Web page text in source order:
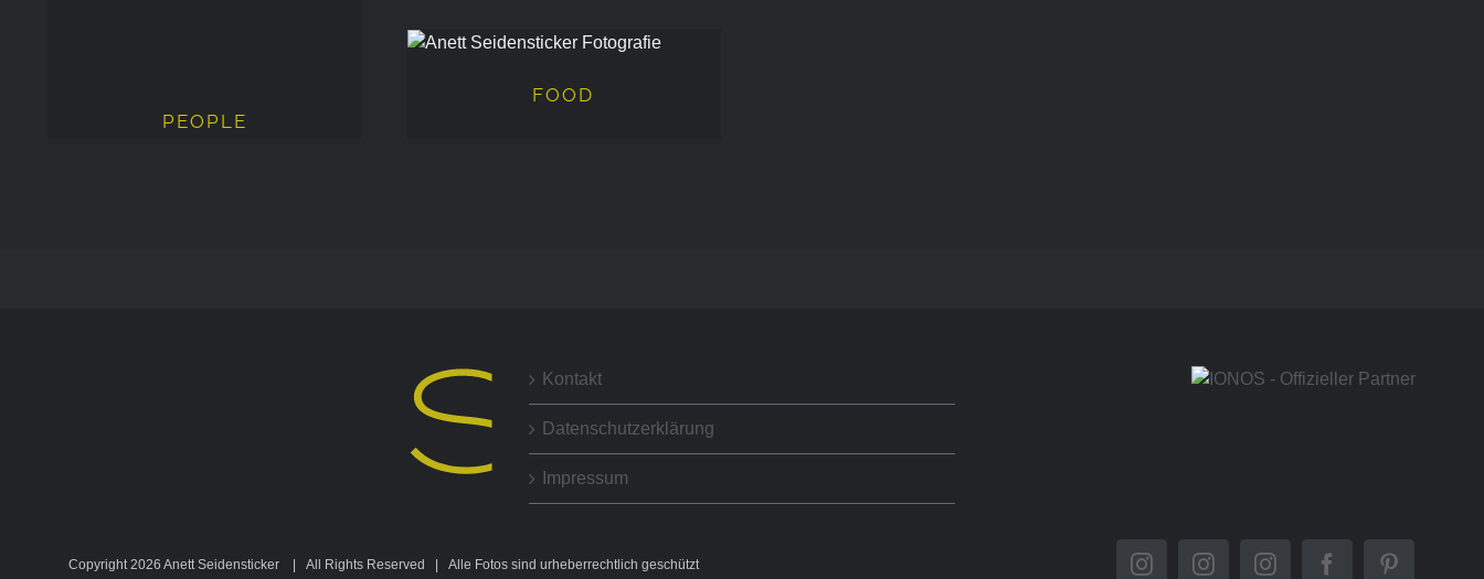
PEOPLE
FOOD
FOOD
Kontakt
Datenschutzerklärung
Impressum
Copyright2026 Anett Seidensticker | All Rights Reserved | Alle Fotos sind urheberrechtlich geschützt InstagramInstagramInstagramFacebookPinterest